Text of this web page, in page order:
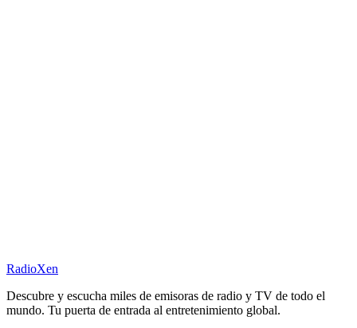
RadioXen
Descubre y escucha miles de emisoras de radio y TV de todo el
mundo. Tu puerta de entrada al entretenimiento global.